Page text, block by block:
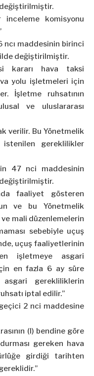
değiştirilmiştir.
inceleme komisyonu
ncı maddesinin birinci
değiştirilmiştir.
kararı hava taksi
yolu işletmeleri için
İşletme ruhsatının
ve uluslararası
verilir. Bu Yönetmelik
gereklilikler
47 nci maddesinin
değiştirilmiştir.
faaliyet gösteren
ve bu Yönetmelik
ve mali düzenlemelerin
sebebiyle uçuş
uçuş faaliyetlerinin
işletmeye asgari
en fazla 6 ay süre
gerekliliklerin
iptal edilir.”
2 nci maddesine
(l) bendine göre
gereken hava
girdiği tarihten